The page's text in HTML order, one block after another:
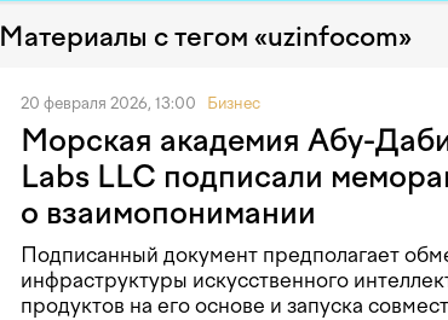
Материалы с тегом «uzinfocom»
20 февраля 2026, 13:00 Бизнес
Морская академия Абу-
Labs LLC подписали
о взаимопонимании
Подписанный документ предполагает
инфраструктуры искусственного
продуктов на его основе и запуска